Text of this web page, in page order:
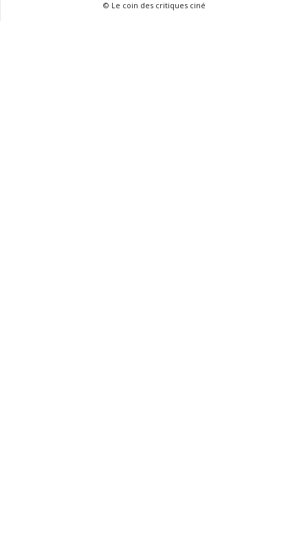
© Le coin des critiques ciné